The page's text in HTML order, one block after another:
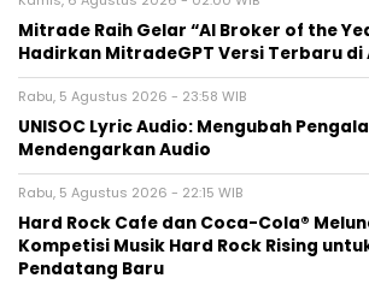
Mitrade Raih Gelar “AI Broker of the
Hadirkan MitradeGPT Versi Terbaru di
Rabu, 5 Agustus 2026 - 23:58 WIB
UNISOC Lyric Audio: Mengubah
Mendengarkan Audio
Rabu, 5 Agustus 2026 - 22:15 WIB
Hard Rock Cafe dan Coca-Cola®
Kompetisi Musik Hard Rock Rising
Pendatang Baru